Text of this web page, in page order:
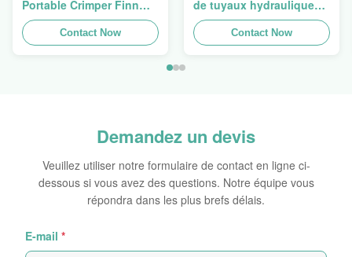
Portable Crimper Finn
Power P16HP manuel
Crimper câble
hydraulique à vendre
Contact Now
de tuyaux hydrauliques,
machine de crimpage de
tuyaux, presse de tuyaux
Finn Power Swager
Contact Now
Demandez un devis
Veuillez utiliser notre formulaire de contact en ligne ci-
dessous si vous avez des questions. Notre équipe vous
répondra dans les plus brefs délais.
E-mail *